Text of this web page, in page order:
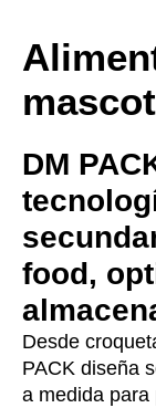
DM
food,
Desde
PACK diseña
a medida para